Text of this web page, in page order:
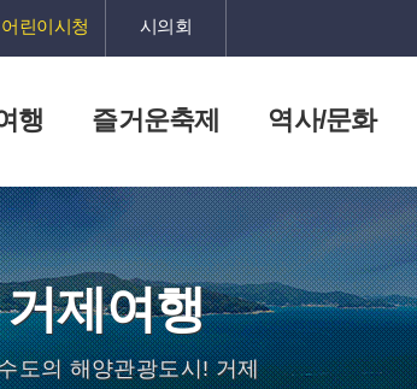
어린이시청 시의회
행 즐거운축제 역사/문화
거제여행
도의 해양관광도시! 거제